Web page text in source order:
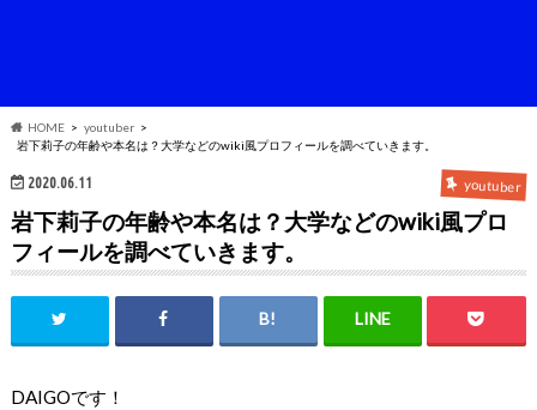
HOME
youtuber
岩下莉子の年齢や本名は？大学などのwiki風プロフィールを調べていきます。
2020.06.11 youtuber
岩下莉子の年齢や本名は？大学などのwiki風プロ
フィールを調べていきます。
DAIGOです！